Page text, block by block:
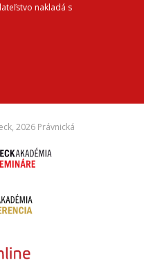
nakladá s
2026 Právnická